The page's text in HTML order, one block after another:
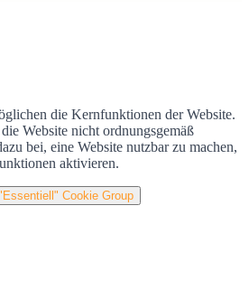
die Kernfunktionen der Website.
Website nicht ordnungsgemäß
bei, eine Website nutzbar zu machen,
aktivieren.
Cookie Group